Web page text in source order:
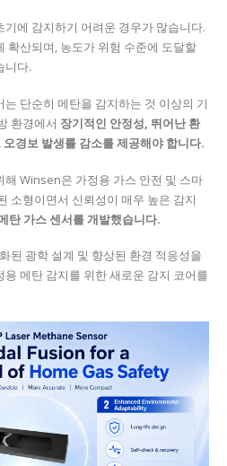
에 감지하기 어려운 경우가 많습니다.
확산되며, 농도가 위험 수준에 도달할
니다.
단순히 메탄을 감지하는 것 이상의 기
환경에서 장기적인 안정성, 뛰어난 환
경보 발생률 감소를 제공해야 합니다.
해 Winsen은 가정용 가스 안전 및 스마
소형이면서 신뢰성이 매우 높은 감지
탄 가스 센서를 개발했습니다.
된 광학 설계 및 향상된 환경 적응성을
메탄 감지를 위한 새로운 감지 코어를